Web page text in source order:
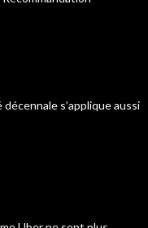
s’applique aussi